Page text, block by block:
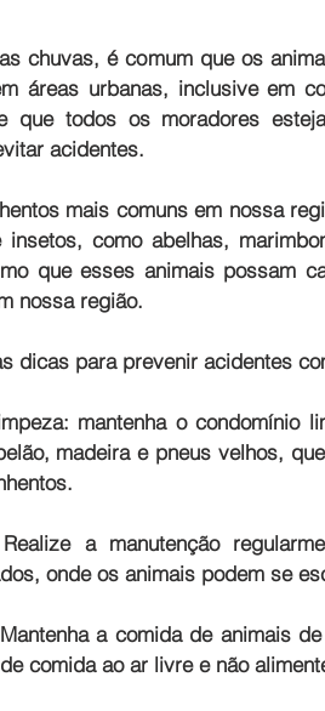
chuvas, é comum que os
áreas urbanas, inclusive em
que todos os moradores
acidentes.
mais comuns em nossa
como abelhas,
que esses animais possam
nossa região.
dicas para prevenir acidentes
mantenha o condomínio
madeira e pneus velhos,
Realize a manutenção
onde os animais podem se
Mantenha a comida de animais
comida ao ar livre e não